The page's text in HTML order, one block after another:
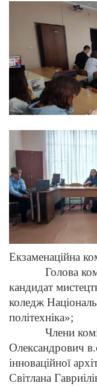
Екзаменаційна
Голова
кандидат
коледж
політехніка»;
Члени
Олександрович
інноваційної
Світлана